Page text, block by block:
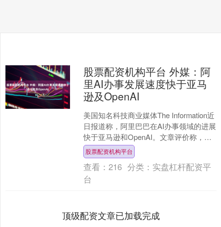
股票配资机构平台 外媒：阿
里AI办事发展速度快于亚马
逊及OpenAI
美国知名科技商业媒体The Information近
日报道称，阿里巴巴在AI办事领域的进展
快于亚马逊和OpenAI。文章评价称，这
将又是一个中国科技企业从美国科....
股票配资机构平台
查看：216 分类： 实盘杠杆配资平
台
顶级配资文章已加载完成